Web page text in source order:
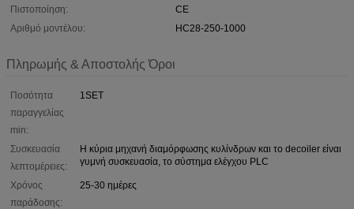
Πιστοποίηση:
CE
Αριθμό μοντέλου:
HC28-250-1000
Πληρωμής & Αποστολής Όροι
Ποσότητα
παραγγελίας
min:
1SET
Συσκευασία
λεπτομέρειες:
Η κύρια μηχανή διαμόρφωσης κυλίνδρων και το decoiler είναι
γυμνή συσκευασία, το σύστημα ελέγχου PLC
Χρόνος
παράδοσης:
25-30 ημέρες